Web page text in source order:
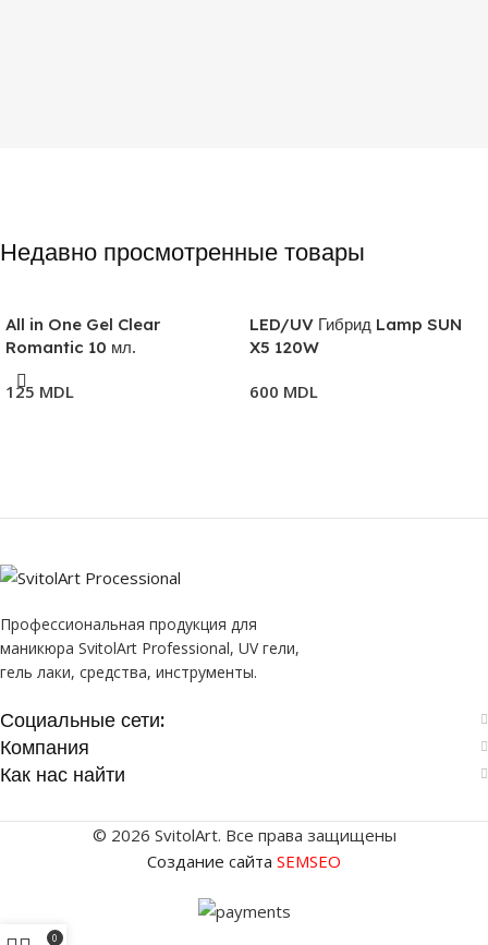
Недавно просмотренные товары
All in One Gel Clear
Romantic 10 мл.
125 MDL
LED/UV Гибрид Lamp SUN
X5 120W
600 MDL
Профессиональная продукция для
маникюра SvitolArt Professional, UV гели,
гель лаки, средства, инструменты.
Социальные сети:
Компания
Как нас найти
© 2026 SvitolArt. Все права защищены
Создание сайта SEMSEO
0